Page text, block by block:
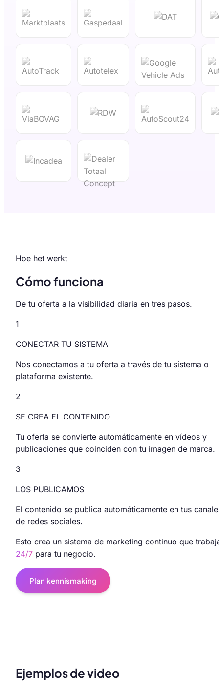
Hoe het werkt
Cómo funciona
De tu oferta a la visibilidad diaria en tres pasos.
1
CONECTAR TU SISTEMA
Nos conectamos a tu oferta a través de tu sistema o
plataforma existente.
2
SE CREA EL CONTENIDO
Tu oferta se convierte automáticamente en vídeos y
publicaciones que coinciden con tu imagen de marca.
3
LOS PUBLICAMOS
El contenido se publica automáticamente en tus
de redes sociales.
Esto crea un sistema de marketing continuo que
24/7 para tu negocio.
Plan kennismaking
Ejemplos de video